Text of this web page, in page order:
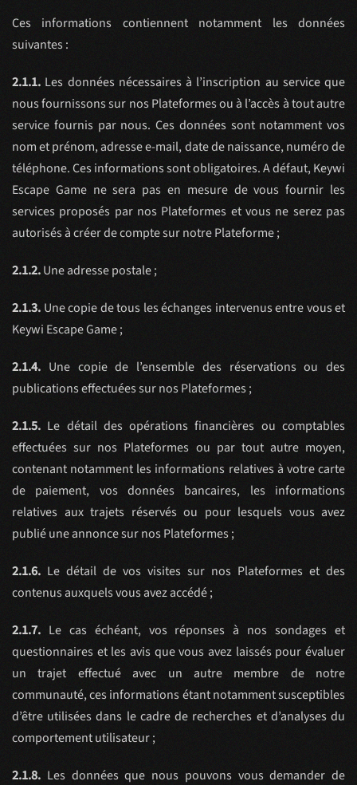
Ces informations contiennent notamment les données
suivantes :
2.1.1. Les données nécessaires à l’inscription au service que
nous fournissons sur nos Plateformes ou à l’accès à tout autre
service fournis par nous. Ces données sont notamment vos
nom et prénom, adresse e-mail, date de naissance, numéro de
téléphone. Ces informations sont obligatoires. A défaut, Keywi
Escape Game ne sera pas en mesure de vous fournir les
services proposés par nos Plateformes et vous ne serez pas
autorisés à créer de compte sur notre Plateforme ;
2.1.2.Une adresse postale ;
2.1.3. Une copie de tous les échanges intervenus entre vous et
Keywi Escape Game ;
2.1.4. Une copie de l’ensemble des réservations ou des
publications effectuées sur nos Plateformes ;
2.1.5. Le détail des opérations financières ou comptables
effectuées sur nos Plateformes ou par tout autre moyen,
contenant notamment les informations relatives à votre carte
de paiement, vos données bancaires, les informations
relatives aux trajets réservés ou pour lesquels vous avez
publié une annonce sur nos Plateformes ;
2.1.6. Le détail de vos visites sur nos Plateformes et des
contenus auxquels vous avez accédé ;
2.1.7. Le cas échéant, vos réponses à nos sondages et
questionnaires et les avis que vous avez laissés pour évaluer
un trajet effectué avec un autre membre de notre
communauté, ces informations étant notamment susceptibles
d’être utilisées dans le cadre de recherches et d’analyses du
comportement utilisateur ;
2.1.8. Les données que nous pouvons vous demander de